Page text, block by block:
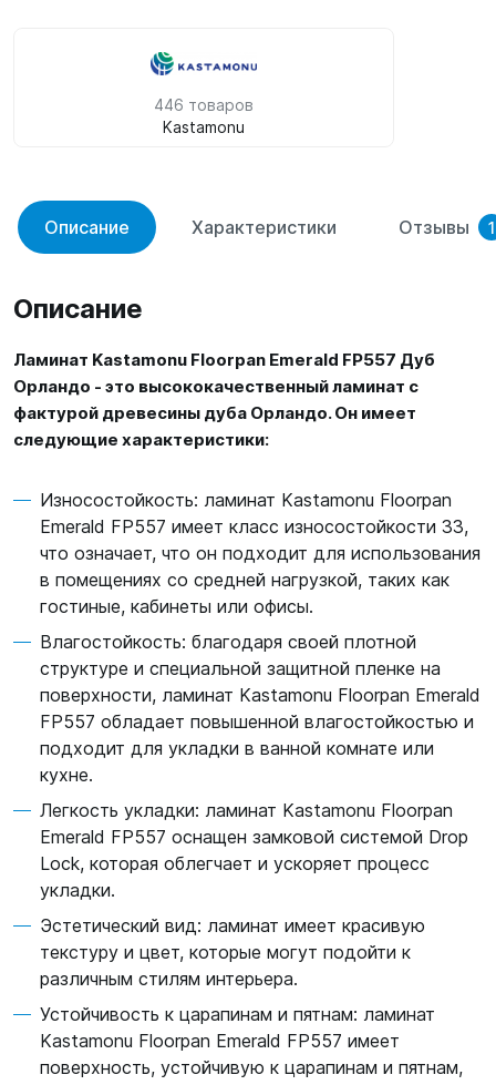
446 товаров
Kastamonu
Описание Характеристики Отзывы 1
Описание
Ламинат Kastamonu Floorpan Emerald FP557 Дуб
Орландо - это высококачественный ламинат с
фактурой древесины дуба Орландо. Он имеет
следующие характеристики:
Износостойкость: ламинат Kastamonu Floorpan
Emerald FP557 имеет класс износостойкости 33,
что означает, что он подходит для использования
в помещениях со средней нагрузкой, таких как
гостиные, кабинеты или офисы.
Влагостойкость: благодаря своей плотной
структуре и специальной защитной пленке на
поверхности, ламинат Kastamonu Floorpan Emerald
FP557 обладает повышенной влагостойкостью и
подходит для укладки в ванной комнате или
кухне.
Легкость укладки: ламинат Kastamonu Floorpan
Emerald FP557 оснащен замковой системой Drop
Lock, которая облегчает и ускоряет процесс
укладки.
Эстетический вид: ламинат имеет красивую
текстуру и цвет, которые могут подойти к
различным стилям интерьера.
Устойчивость к царапинам и пятнам: ламинат
Kastamonu Floorpan Emerald FP557 имеет
поверхность, устойчивую к царапинам и пятнам,